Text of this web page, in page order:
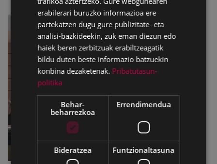
erabilerari buruzko informazioa ere
partekatzen dugu gure publizitate- eta
analisi-bazkideekin, zuk eman diezun edo
haiek beren zerbitzuak erabiltzeagatik
bildu duten beste informazio batzuekin
konbina dezaketenak. Pribatutasun-
politika
Behar-
beharrezkoa
Errendimendua
Bideratzea Funtzionaltasuna